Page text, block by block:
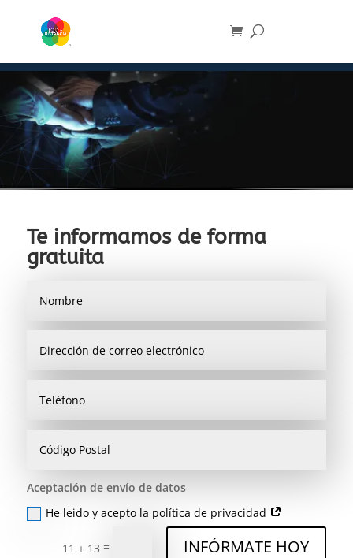
Te informamos de forma
gratuita
Aceptación de envío de datos
He leido y acepto la política de privacidad
11 + 13 = INFÓRMATE HOY